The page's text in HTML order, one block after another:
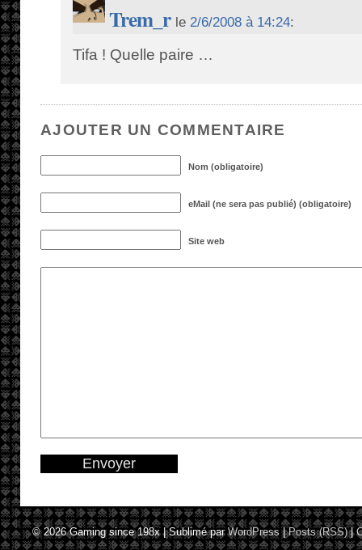
Trem_rle 2/6/2008 à 14:24:
Tifa ! Quelle paire …
AJOUTER UN COMMENTAIRE
Nom (obligatoire)
eMail (ne sera pas publié) (obligatoire)
Site web
© 2026Gaming since 198x|Sublimé parWordPress |Posts (RSS)|